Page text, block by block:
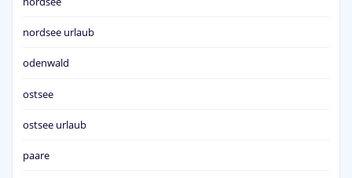
nordsee urlaub
odenwald
ostsee
ostsee urlaub
paare